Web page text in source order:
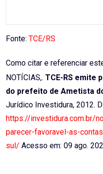
Fonte: TCE/RS
Como citar e referenciar
NOTÍCIAS,. TCE-RS emite
do prefeito de Ametista
Jurídico Investidura, 2012.
https://investidura.com.br/
parecer-favoravel-as-
sul/ Acesso em: 09 ago.